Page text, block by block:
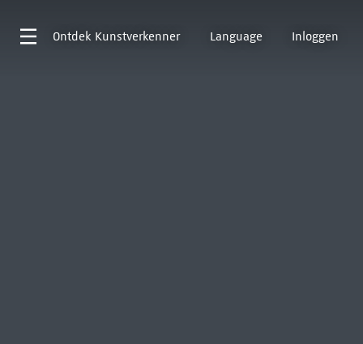
Ontdek Kunstverkenner Language Inloggen